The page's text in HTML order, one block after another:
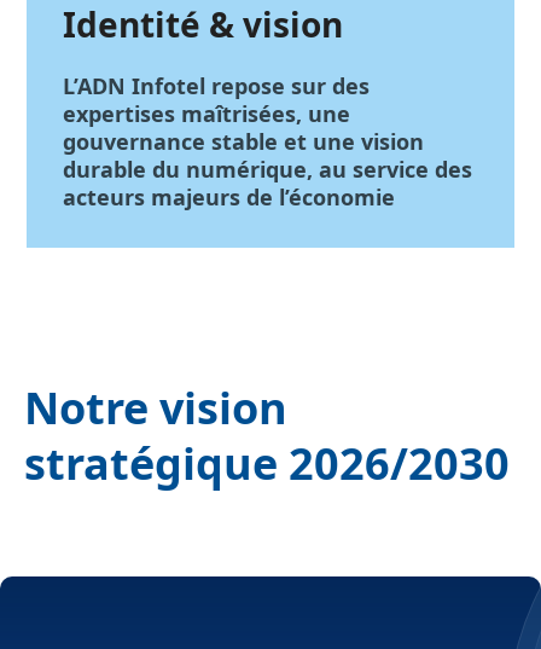
Identité & vision
L’ADN Infotel repose sur des
expertises maîtrisées, une
gouvernance stable et une vision
durable du numérique, au service des
acteurs majeurs de l’économie
Notre vision
stratégique 2026/2030